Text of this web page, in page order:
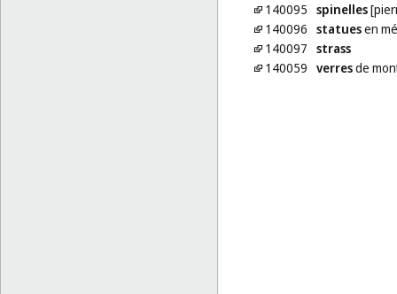
140095 spinelles
140096 statuesen
140097 strass
140059 verresde